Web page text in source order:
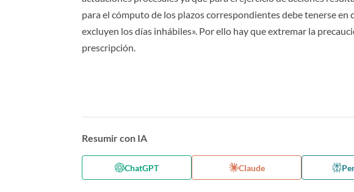
para el cómputo de los plazos correspondientes debe tenerse en
excluyen los días inhábiles». Por ello hay que extremar la
prescripción.
Resumir con IA
ChatGPT Claude